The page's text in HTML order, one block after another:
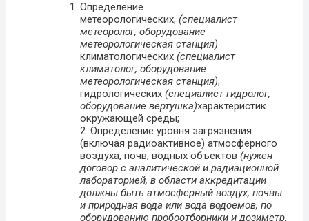
Определение
метеорологических, (специалист
метеоролог, оборудование
метеорологическая станция)
климатологических (специалист
климатолог, оборудование
метеорологическая станция),
гидрологических (специалист гидролог,
оборудование вертушка)характеристик
окружающей среды;
2. Определение уровня загрязнения
(включая радиоактивное) атмосферного
воздуха, почв, водных объектов (нужен
договор с аналитической и радиационной
лабораторией, в области аккредитации
должны быть атмосферный воздух, почвы
и природная вода или вода водоемов, по
оборудованию пробоотборники и дозиметр,